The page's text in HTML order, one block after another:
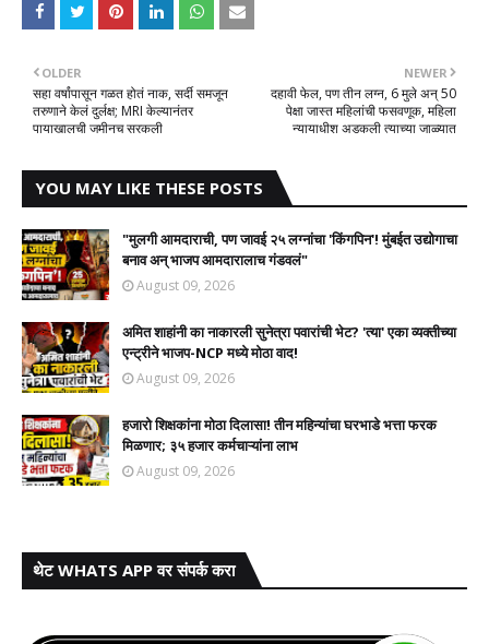
NEWER
दहावी फेल, पण तीन लग्न, 6 मुले अन् 50
पेक्षा जास्त महिलांची फसवणूक, महिला
न्यायाधीश अडकली त्याच्या जाळ्यात
OLDER
सहा वर्षांपासून गळत होतं नाक, सर्दी समजून
तरुणाने केलं दुर्लक्ष; MRI केल्यानंतर
पायाखालची जमीनच सरकली
YOU MAY LIKE THESE POSTS
"मुलगी आमदाराची, पण जावई २५ लग्नांचा 'किंगपिन'! मुंबईत उद्योगाचा
बनाव अन् भाजप आमदारालाच गंडवलं"
August 09, 2026
अमित शाहांनी का नाकारली सुनेत्रा पवारांची भेट? 'त्या' एका व्यक्तीच्या
एन्ट्रीने भाजप-NCP मध्ये मोठा वाद!
August 09, 2026
हजारो शिक्षकांना मोठा दिलासा! तीन महिन्यांचा घरभाडे भत्ता फरक
मिळणार; ३५ हजार कर्मचाऱ्यांना लाभ
August 09, 2026
थेट WHATS APP वर संपर्क करा